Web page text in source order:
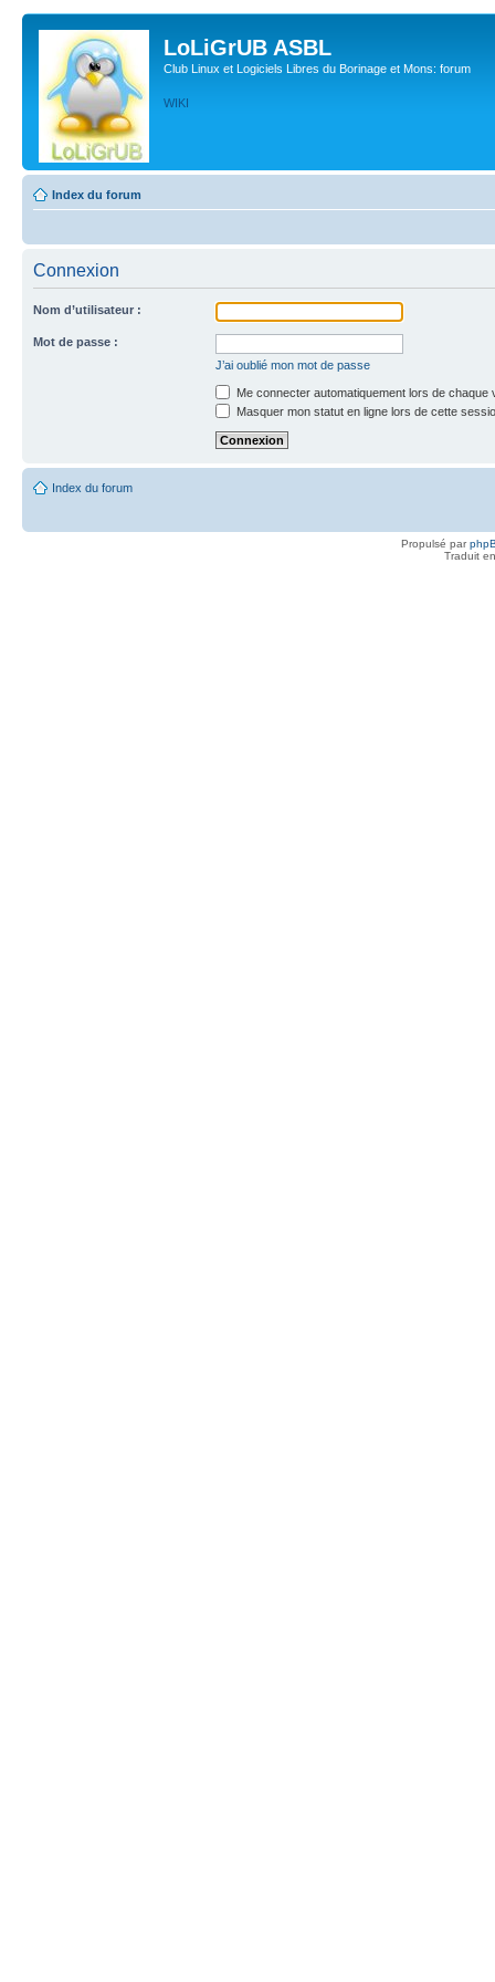
LoLiGrUB ASBL
Club Linux et Logiciels Libres du Borinage et Mons: forum
WIKI
Index du forum
Connexion
Nom d’utilisateur :
Mot de passe :
J’ai oublié mon mot de passe
Me connecter automatiquement lors de chaque
Masquer mon statut en ligne lors de cette
Index du forum
Propulsé par
Traduit